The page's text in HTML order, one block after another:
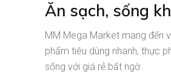
Ăn sạch, sống
MM Mega Market mang đến
phẩm tiêu dùng nhanh, thực
sống với giá rẻ bất ngờ.